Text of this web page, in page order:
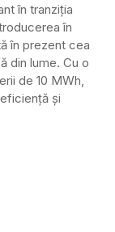
în tranziția
în
în prezent cea
din lume. Cu o
de 10 MWh,
și